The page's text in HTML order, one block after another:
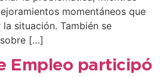
momentáneos que
situación. También se
[…]
Empleo participó